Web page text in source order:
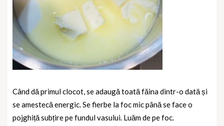
Când dă primul clocot, se adaugă toată făina dintr-o dată și
se amestecă energic. Se fierbe la foc mic până se face o
pojghiță subțire pe fundul vasului. Luăm de pe foc.